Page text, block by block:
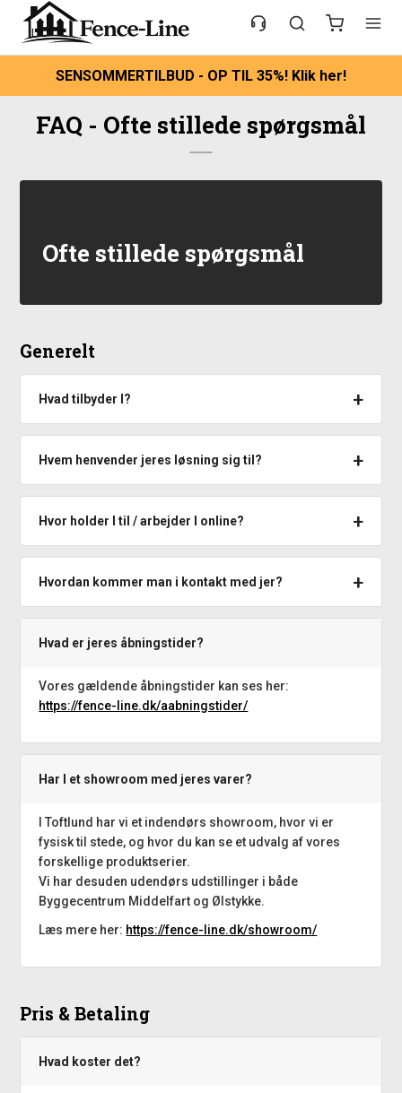
SENSOMMERTILBUD - OP TIL 35%! Klik her!
FAQ - Ofte stillede spørgsmål
Ofte stillede spørgsmål
Generelt
Hvad tilbyder I?
Hvem henvender jeres løsning sig til?
Hvor holder I til / arbejder I online?
Hvordan kommer man i kontakt med jer?
Hvad er jeres åbningstider?
Vores gældende åbningstider kan ses her:
https://fence-line.dk/aabningstider/
Har I et showroom med jeres varer?
I Toftlund har vi et indendørs showroom, hvor vi er
fysisk til stede, og hvor du kan se et udvalg af vores
forskellige produktserier.
Vi har desuden udendørs udstillinger i både
Byggecentrum Middelfart og Ølstykke.
Læs mere her: https://fence-line.dk/showroom/
Pris & Betaling
Hvad koster det?